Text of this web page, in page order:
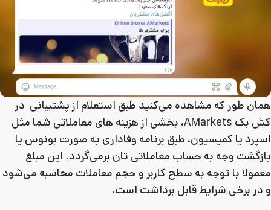
همان طور که مشاهده می‌کنید طبق استعلام از پشتیبانی در
کش‌ بک AMarkets، بخشی از هزینه‌ های معاملاتی شما مثل
اسپرد یا کمیسیون، طبق برنامه وفاداری به‌ صورت بونوس یا
بازگشت وجه به حساب معاملاتی‌ تان برمی‌گردد. این مبلغ
معمولا با توجه به سطح کاربر و حجم معاملات محاسبه می‌شود
و در برخی شرایط قابل برداشت است.